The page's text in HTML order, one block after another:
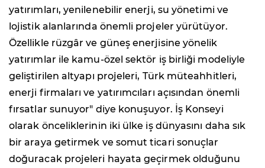
yatırımları, yenilenebilir enerji, su yönetimi ve
lojistik alanlarında önemli projeler yürütüyor.
Özellikle rüzgâr ve güneş enerjisine yönelik
yatırımlar ile kamu-özel sektör iş birliği modeliyle
geliştirilen altyapı projeleri, Türk müteahhitleri,
enerji firmaları ve yatırımcıları açısından önemli
fırsatlar sunuyor" diye konuşuyor. İş Konseyi
olarak önceliklerinin iki ülke iş dünyasını daha sık
bir araya getirmek ve somut ticari sonuçlar
doğuracak projeleri hayata geçirmek olduğunu